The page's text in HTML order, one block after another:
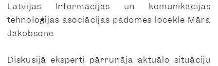
Latvijas Informācijas un komunikācijas
tehnoloģijas asociācijas padomes locekle Māra
Jākobsone.
Diskusijā eksperti pārrunāja aktuālo situāciju